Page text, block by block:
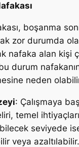
boşanma
zor durumda
nafaka alan kişi
durum
neden
: Çalışmaya
temel
seviyede
veya azaltılabilir.